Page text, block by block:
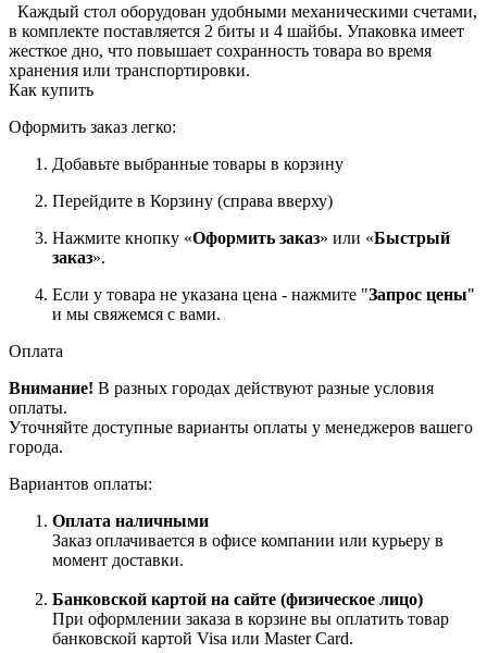
Каждый стол оборудован удобными механическими счетами,
в комплекте поставляется 2 биты и 4 шайбы. Упаковка имеет
жесткое дно, что повышает сохранность товара во время
хранения или транспортировки.
Как купить
Оформить заказ легко:
Добавьте выбранные товары в корзину
Перейдите в Корзину (справа вверху)
Нажмите кнопку «Оформить заказ» или «Быстрый
заказ».
Если у товара не указана цена - нажмите "Запрос цены"
и мы свяжемся с вами.
Оплата
Внимание! В разных городах действуют разные условия
оплаты.
Уточняйте доступные варианты оплаты у менеджеров вашего
города.
Вариантов оплаты:
Оплата наличными
Заказ оплачивается в офисе компании или курьеру в
момент доставки.
Банковской картой на сайте (физическое лицо)
При оформлении заказа в корзине вы оплатить товар
банковской картой Visa или Master Card.